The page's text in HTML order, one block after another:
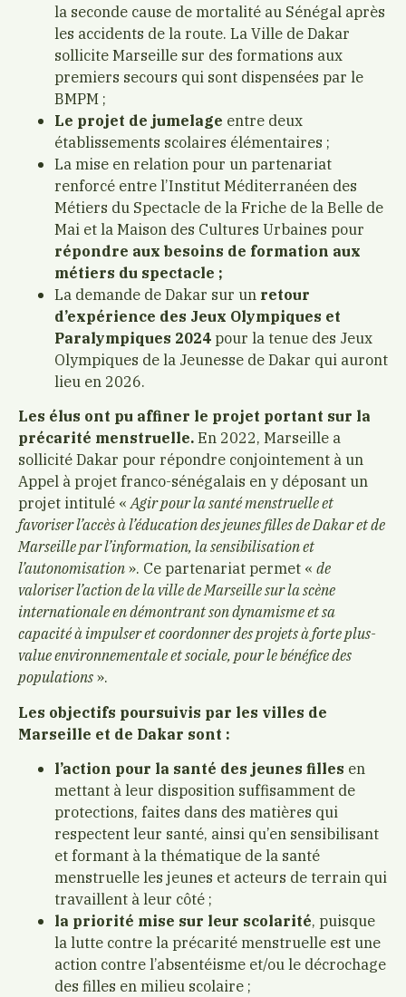
la seconde cause de mortalité au Sénégal après
les accidents de la route. La Ville de Dakar
sollicite Marseille sur des formations aux
premiers secours qui sont dispensées par le
BMPM ;
Le projet de jumelage entre deux
établissements scolaires élémentaires ;
La mise en relation pour un partenariat
renforcé entre l’Institut Méditerranéen des
Métiers du Spectacle de la Friche de la Belle de
Mai et la Maison des Cultures Urbaines pour
répondre aux besoins de formation aux
métiers du spectacle ;
La demande de Dakar sur un retour
d’expérience des Jeux Olympiques et
Paralympiques 2024 pour la tenue des Jeux
Olympiques de la Jeunesse de Dakar qui auront
lieu en 2026.
Les élus ont pu affiner le projet portant sur la
précarité menstruelle.En 2022, Marseille a
sollicité Dakar pour répondre conjointement à un
Appel à projet franco-sénégalais en y déposant un
projet intitulé «Agir pour la santé menstruelle et
favoriser l’accès à l’éducation des jeunes filles de Dakar et de
Marseille par l’information, la sensibilisation et
l’autonomisation». Ce partenariat permet « de
valoriser l’action de la ville de Marseille sur la scène
internationale en démontrant son dynamisme et sa
capacité à impulser et coordonner des projets à forte plus-
value environnementale et sociale, pour le bénéfice des
populations».
Les objectifs poursuivis par les villes de
Marseille et de Dakar sont :
l’action pour la santé des jeunes filles en
mettant à leur disposition suffisamment de
protections, faites dans des matières qui
respectent leur santé, ainsi qu’en sensibilisant
et formant à la thématique de la santé
menstruelle les jeunes et acteurs de terrain qui
travaillent à leur côté ;
la priorité mise sur leur scolarité, puisque
la lutte contre la précarité menstruelle est une
action contre l’absentéisme et/ou le décrochage
des filles en milieu scolaire ;